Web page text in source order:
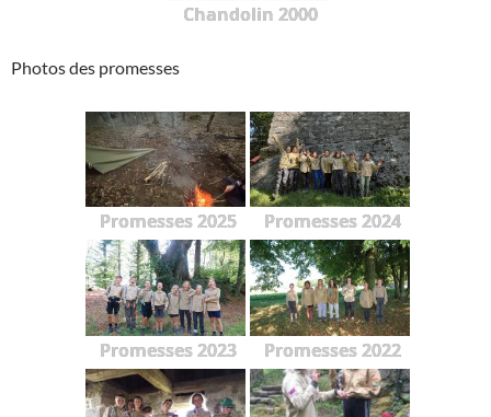
Chandolin 2000
Photos des promesses
Promesses 2025 Promesses 2024
Promesses 2023 Promesses 2022